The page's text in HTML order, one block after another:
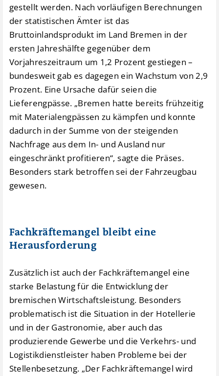
gestellt werden. Nach vorläufigen Berechnungen
der statistischen Ämter ist das
Bruttoinlandsprodukt im Land Bremen in der
ersten Jahreshälfte gegenüber dem
Vorjahreszeitraum um 1,2 Prozent gestiegen –
bundesweit gab es dagegen ein Wachstum von 2,9
Prozent. Eine Ursache dafür seien die
Lieferengpässe. „Bremen hatte bereits frühzeitig
mit Materialengpässen zu kämpfen und konnte
dadurch in der Summe von der steigenden
Nachfrage aus dem In- und Ausland nur
eingeschränkt profitieren“, sagte die Präses.
Besonders stark betroffen sei der Fahrzeugbau
gewesen.
Fachkräftemangel bleibt eine
Herausforderung
Zusätzlich ist auch der Fachkräftemangel eine
starke Belastung für die Entwicklung der
bremischen Wirtschaftsleistung. Besonders
problematisch ist die Situation in der Hotellerie
und in der Gastronomie, aber auch das
produzierende Gewerbe und die Verkehrs- und
Logistikdienstleister haben Probleme bei der
Stellenbesetzung. „Der Fachkräftemangel wird